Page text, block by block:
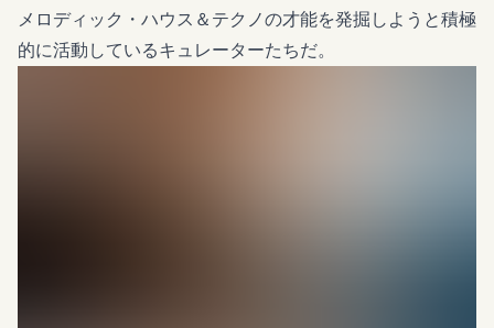
メロディック・ハウス＆テクノの才能を発掘しようと積極
的に活動しているキュレーターたちだ。